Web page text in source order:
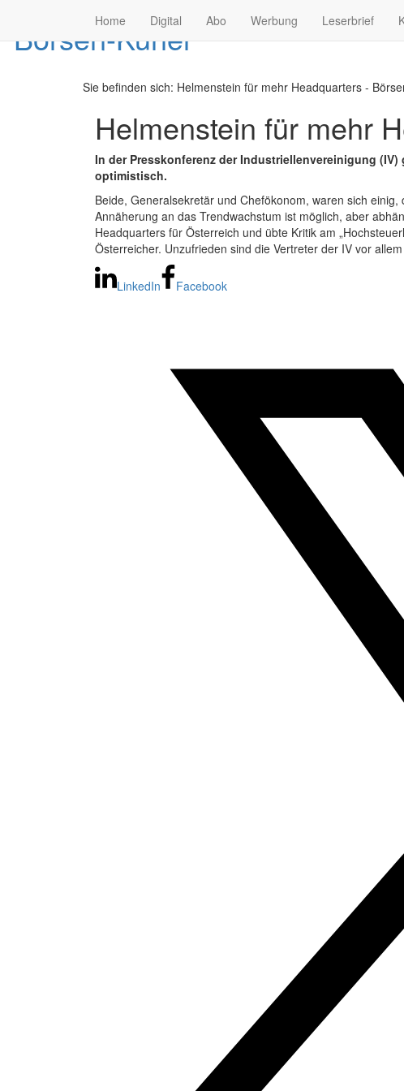
Home Digital Abo Werbung Leserbrief
Sie befinden sich: Helmenstein für mehr Headquarters -
Helmenstein für mehr
In der Presskonferenz der Industriellenvereinigung
optimistisch.
Beide, Generalsekretär und Chefökonom, waren sich
Annäherung an das Trendwachstum ist möglich, aber
Headquarters für Österreich und übte Kritik am
Österreicher. Unzufrieden sind die Vertreter der IV vor
LinkedIn Facebook